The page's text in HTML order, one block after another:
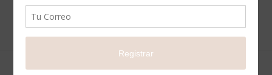
Su lista esta vacía.